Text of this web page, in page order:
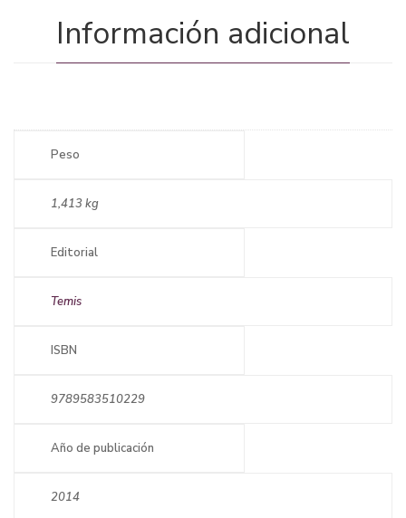
Información adicional
Peso
1,413 kg
Editorial
Temis
ISBN
9789583510229
Año de publicación
2014